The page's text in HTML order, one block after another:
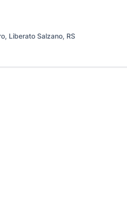
Liberato Salzano, RS